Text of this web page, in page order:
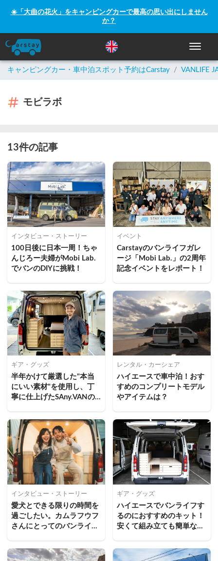
☀️「大曲の花火」をキャンピングカーで最高の思い出にしません
か？
ナビゲ
キャンピングカー・車中泊スポット予約はCarstay / VANLIFE
モビラボ
13件の記事
インタビュー・ストーリー
100日後に日本一周！ちゃ
んじろー夫婦がMobi Lab.
でバンのDIYに挑戦！
イベント
Carstayのバンライフガレ
ージ「Mobi Lab.」の2周年
記念イベントをレポート！
ギア・グッズ
半年かけて厳選した"本当
にいい素材"を使用し、丁
寧に仕上げたSAny.VANの
レンタル・カーシェア
ハイエースで車中泊！おす
すめのコンプリートモデル
やアイテムは？
インタビュー・ストーリー
愛犬とできる限りの時間を
過ごしたい。カムラフウフ
さんにとってのバンライフ
ギア・グッズ
ハイエースでバンライフす
るのにおすすめのキット！
安くて組み立ても簡単な